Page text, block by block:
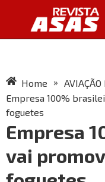
Home »
Empresa 100%
foguetes
Empresa
vai